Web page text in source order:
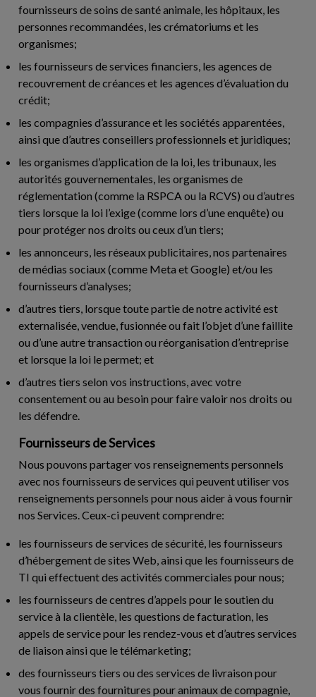
fournisseurs de soins de santé animale, les hôpitaux, les
personnes recommandées, les crématoriums et les
organismes;
les fournisseurs de services financiers, les agences de
recouvrement de créances et les agences d’évaluation du
crédit;
les compagnies d’assurance et les sociétés apparentées,
ainsi que d’autres conseillers professionnels et juridiques;
les organismes d’application de la loi, les tribunaux, les
autorités gouvernementales, les organismes de
réglementation (comme la RSPCA ou la RCVS) ou d’autres
tiers lorsque la loi l’exige (comme lors d’une enquête) ou
pour protéger nos droits ou ceux d’un tiers;
les annonceurs, les réseaux publicitaires, nos partenaires
de médias sociaux (comme Meta et Google) et/ou les
fournisseurs d’analyses;
d’autres tiers, lorsque toute partie de notre activité est
externalisée, vendue, fusionnée ou fait l’objet d’une faillite
ou d’une autre transaction ou réorganisation d’entreprise
et lorsque la loi le permet; et
d’autres tiers selon vos instructions, avec votre
consentement ou au besoin pour faire valoir nos droits ou
les défendre.
Fournisseurs de Services
Nous pouvons partager vos renseignements personnels
avec nos fournisseurs de services qui peuvent utiliser vos
renseignements personnels pour nous aider à vous fournir
nos Services. Ceux-ci peuvent comprendre:
les fournisseurs de services de sécurité, les fournisseurs
d’hébergement de sites Web, ainsi que les fournisseurs de
TI qui effectuent des activités commerciales pour nous;
les fournisseurs de centres d’appels pour le soutien du
service à la clientèle, les questions de facturation, les
appels de service pour les rendez-vous et d’autres services
de liaison ainsi que le télémarketing;
des fournisseurs tiers ou des services de livraison pour
vous fournir des fournitures pour animaux de compagnie,